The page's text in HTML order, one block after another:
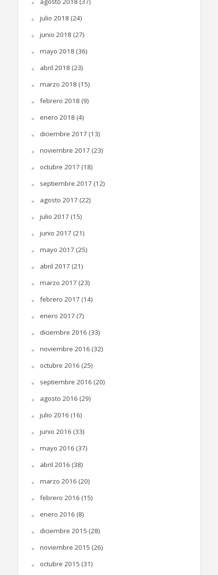
julio 2018 (24)
junio 2018 (27)
mayo 2018 (36)
abril 2018 (23)
marzo 2018 (15)
febrero 2018 (9)
enero 2018 (4)
diciembre 2017 (13)
noviembre 2017 (23)
octubre 2017 (18)
septiembre 2017 (12)
agosto 2017 (22)
julio 2017 (15)
junio 2017 (21)
mayo 2017 (25)
abril 2017 (21)
marzo 2017 (23)
febrero 2017 (14)
enero 2017 (7)
diciembre 2016 (33)
noviembre 2016 (32)
octubre 2016 (25)
septiembre 2016 (20)
agosto 2016 (29)
julio 2016 (16)
junio 2016 (33)
mayo 2016 (37)
abril 2016 (38)
marzo 2016 (20)
febrero 2016 (15)
enero 2016 (8)
diciembre 2015 (28)
noviembre 2015 (26)
octubre 2015 (31)